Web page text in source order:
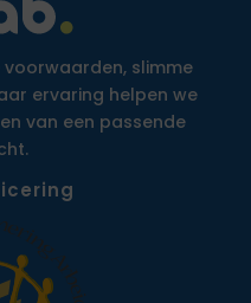
slimme
ervaring helpen we
van een passende